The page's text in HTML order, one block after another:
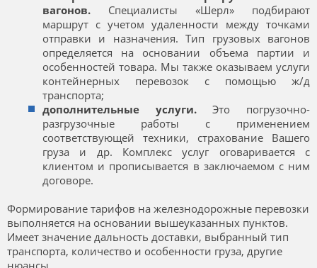
вагонов. Специалисты «Шерл» подбирают
маршрут с учетом удаленности между точками
отправки и назначения. Тип грузовых вагонов
определяется на основании объема партии и
особенностей товара. Мы также оказываем услуги
контейнерных перевозок с помощью ж/д
транспорта;
дополнительные услуги.Это погрузочно-
разгрузочные работы с применением
соответствующей техники, страхование Вашего
груза и др. Комплекс услуг оговаривается с
клиентом и прописывается в заключаемом с ним
договоре.
Формирование тарифов на железнодорожные перевозки
выполняется на основании вышеуказанных пунктов.
Имеет значение дальность доставки, выбранный тип
транспорта, количество и особенности груза, другие